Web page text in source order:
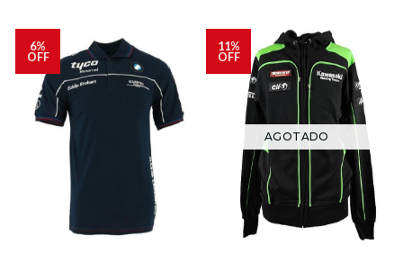
6%
OFF
11%
OFF
AGOTADO